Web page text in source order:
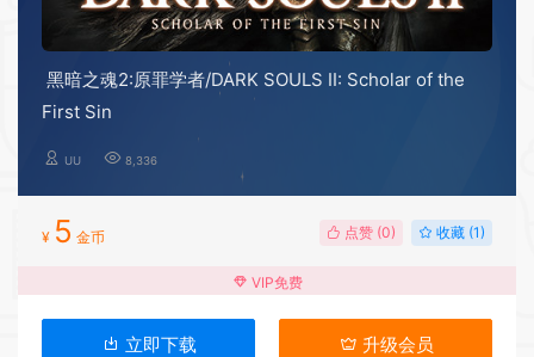
黑暗之魂2:原罪学者/DARK SOULS II: Scholar of the
First Sin
UU 8,336
¥ 5 金币 点赞 (0) 收藏 (1)
VIP免费
立即下载 升级会员